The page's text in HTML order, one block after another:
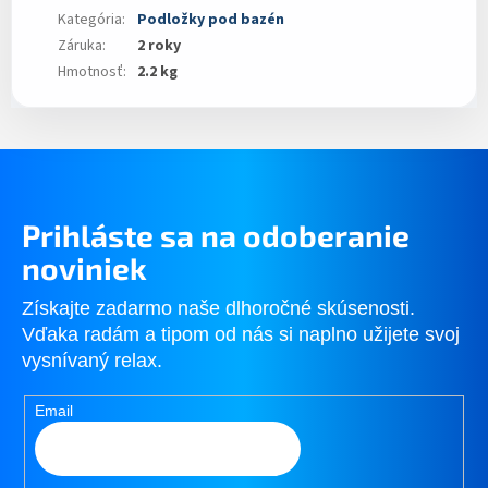
Kategória:
Podložky pod bazén
Záruka:
2 roky
Hmotnosť: 2.2 kg
Prihláste sa na odoberanie
noviniek
Získajte zadarmo naše dlhoročné skúsenosti.
Vďaka radám a tipom od nás si naplno užijete svoj
vysnívaný relax.
Email